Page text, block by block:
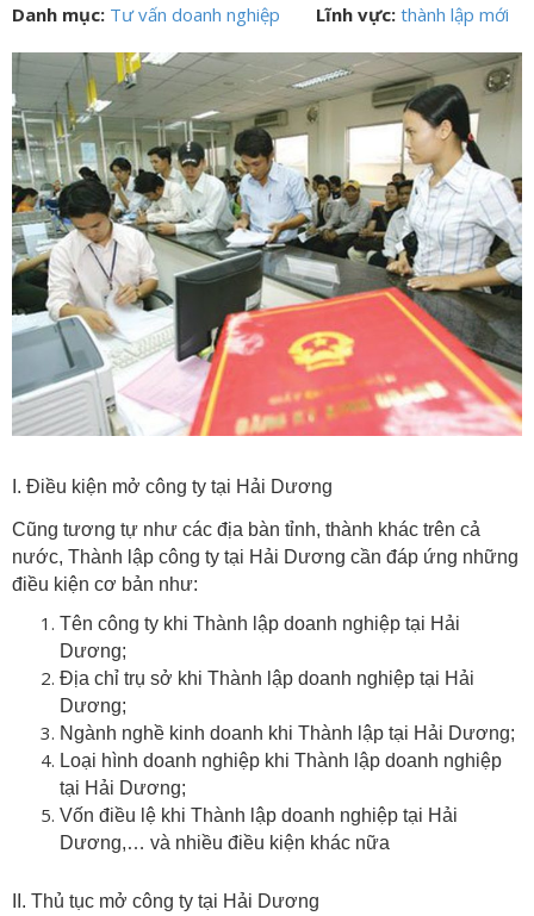
Danh mục: Tư vấn doanh nghiệp Lĩnh vực: thành lập mới
I. Điều kiện mở công ty tại Hải Dương
Cũng tương tự như các địa bàn tỉnh, thành khác trên cả
nước, Thành lập công ty tại Hải Dương cần đáp ứng những
điều kiện cơ bản như:
Tên công ty khi Thành lập doanh nghiệp tại Hải
Dương;
Địa chỉ trụ sở khi Thành lập doanh nghiệp tại Hải
Dương;
Ngành nghề kinh doanh khi Thành lập tại Hải Dương;
Loại hình doanh nghiệp khi Thành lập doanh nghiệp
tại Hải Dương;
Vốn điều lệ khi Thành lập doanh nghiệp tại Hải
Dương,… và nhiều điều kiện khác nữa
II. Thủ tục mở công ty tại Hải Dương